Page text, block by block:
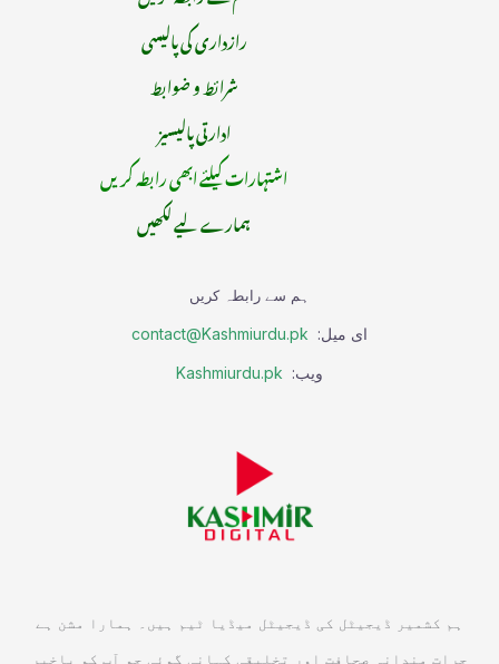
رازداری کی پالیسی
شرائط و ضوابط
ادارتی پالیسیز
اشتہارات کیلئے ابھی رابطہ کریں
ہمارے لیے لکھیں
ہم سے رابطہ کریں
ای میل: contact@Kashmiurdu.pk
ویب: Kashmiurdu.pk
ہم کشمیر ڈیجیٹل کی ڈیجیٹل میڈیا ٹیم ہیں۔ ہمارا مشن ہے
جرات مندانہ صحافت اور تخلیقی کہانی گوئی جو آپ کو باخبر